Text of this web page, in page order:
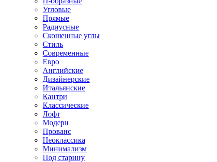
Угловые
Прямые
Радиусные
Скошенные углы
Стиль
Современные
Евро
Английские
Дизайнерские
Итальянские
Кантри
Классические
Лофт
Модерн
Прованс
Неоклассика
Минимализм
Под старину